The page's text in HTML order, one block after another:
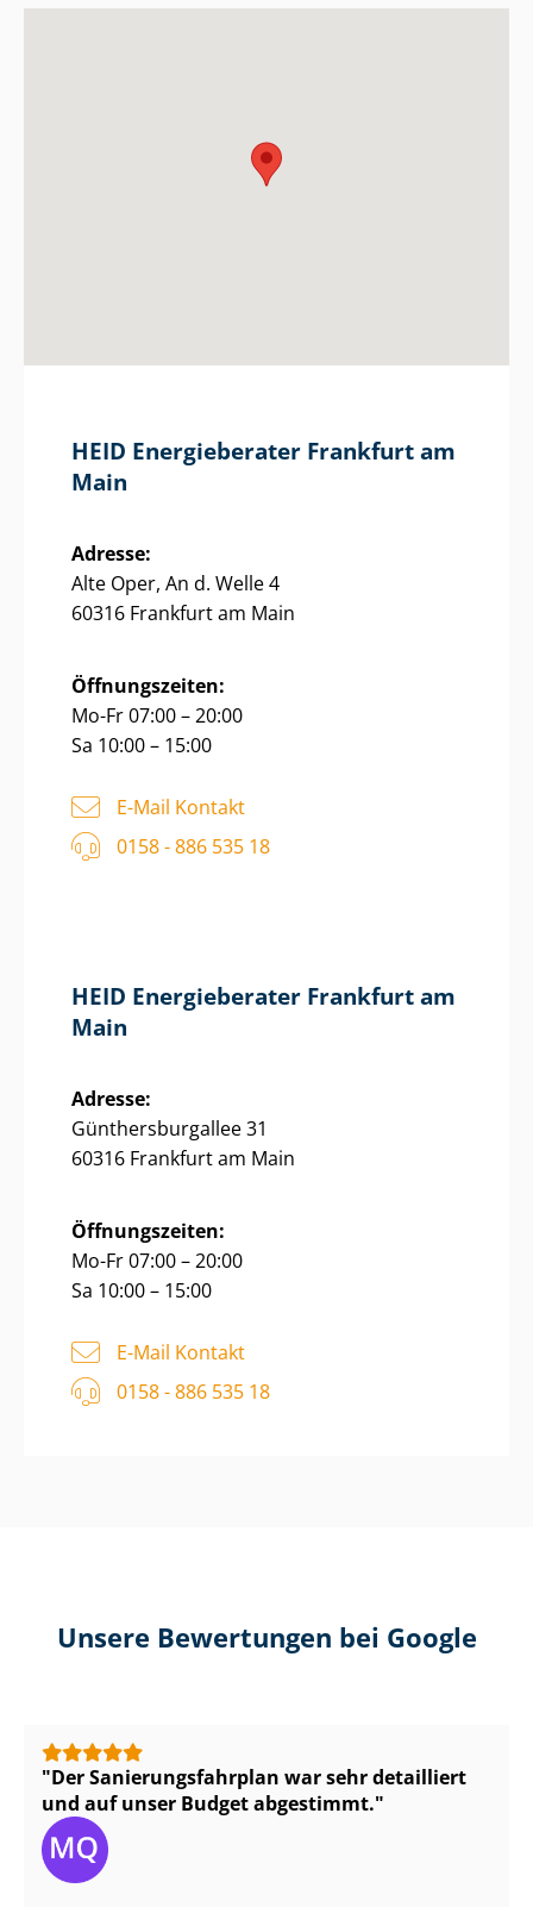
HEID Energieberater Frankfurt am
Main
Adresse:
Alte Oper, An d. Welle 4
60316 Frankfurt am Main
Öffnungszeiten:
Mo-Fr 07:00 – 20:00
Sa 10:00 – 15:00
E-Mail Kontakt
0158 - 886 535 18
HEID Energieberater Frankfurt am
Main
Adresse:
Gün­thers­bur­g­al­lee 31
60316 Frankfurt am Main
Öffnungszeiten:
Mo-Fr 07:00 – 20:00
Sa 10:00 – 15:00
E-Mail Kontakt
0158 - 886 535 18
Unsere Bewertungen bei Google
Der Sa­nie­rungs­fahr­plan war sehr detailliert
und auf unser Budget abgestimmt.